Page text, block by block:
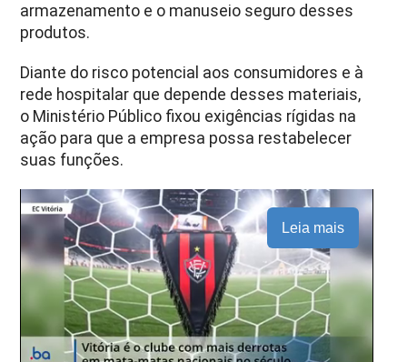
armazenamento e o manuseio seguro desses
produtos.
Diante do risco potencial aos consumidores e à
rede hospitalar que depende desses materiais,
o Ministério Público fixou exigências rígidas na
ação para que a empresa possa restabelecer
suas funções.
Leia mais